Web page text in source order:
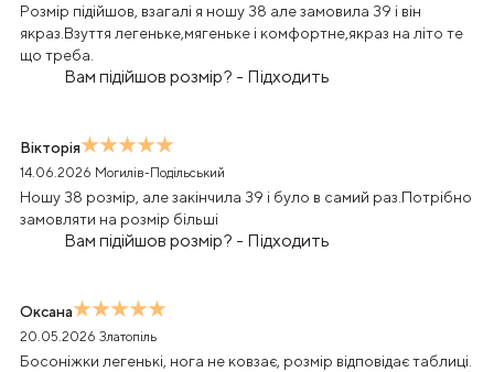
Розмір підійшов, взагалі я ношу 38 але замовила 39 і він
якраз.Взуття легеньке,мягеньке і комфортне,якраз на літо те
що треба.
Вам підійшов розмір? - Підходить
Вікторія
14.06.2026 Могилів-Подільський
Ношу 38 розмір, але закінчила 39 і було в самий раз.Потрібно
замовляти на розмір більші
Вам підійшов розмір? - Підходить
Оксана
20.05.2026 Златопіль
Босоніжки легенькі, нога не ковзає, розмір відповідає таблиці.